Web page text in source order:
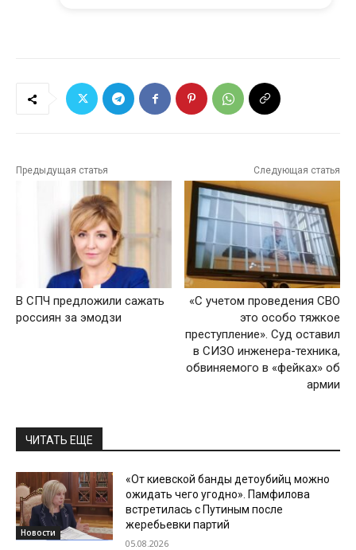
Предыдущая статья
В СПЧ предложили сажать
россиян за эмодзи
Следующая статья
«С учетом проведения СВО
это особо тяжкое
преступление». Суд оставил
в СИЗО инженера-техника,
обвиняемого в «фейках» об
армии
ЧИТАТЬ ЕЩЕ
Новости
«От киевской банды детоубийц можно
ожидать чего угодно». Памфилова
встретилась с Путиным после
жеребьевки партий
05.08.2026